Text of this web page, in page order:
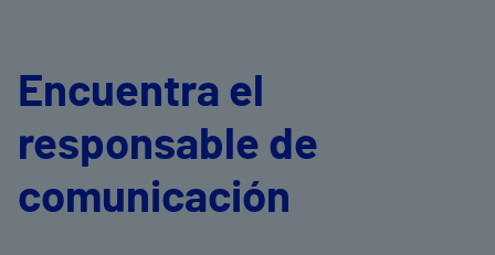
Encuentra el
responsable de
comunicación